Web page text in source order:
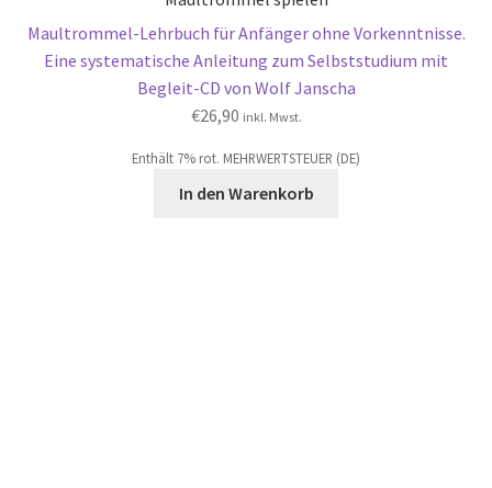
Maultrommel-Lehrbuch für Anfänger ohne Vorkenntnisse.
Eine systematische Anleitung zum Selbststudium mit
Begleit-CD von Wolf Janscha
€26,90 inkl. Mwst.
Enthält 7% rot. MEHRWERTSTEUER (DE)
In den Warenkorb